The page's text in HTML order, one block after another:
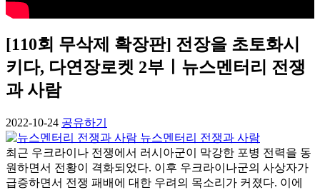
[110회 무삭제 확장판] 전장을 초토화시
키다, 다연장로켓 2부ㅣ뉴스멘터리 전쟁
과 사람
2022-10-24 공유하기
뉴스멘터리 전쟁과 사람
최근 우크라이나 전쟁에서 러시아군이 막강한 포병 전력을 동
원하면서 전황이 격화되었다. 이후 우크라이나군의 사상자가
급증하면서 전쟁 패배에 대한 우려의 목소리가 커졌다. 이에